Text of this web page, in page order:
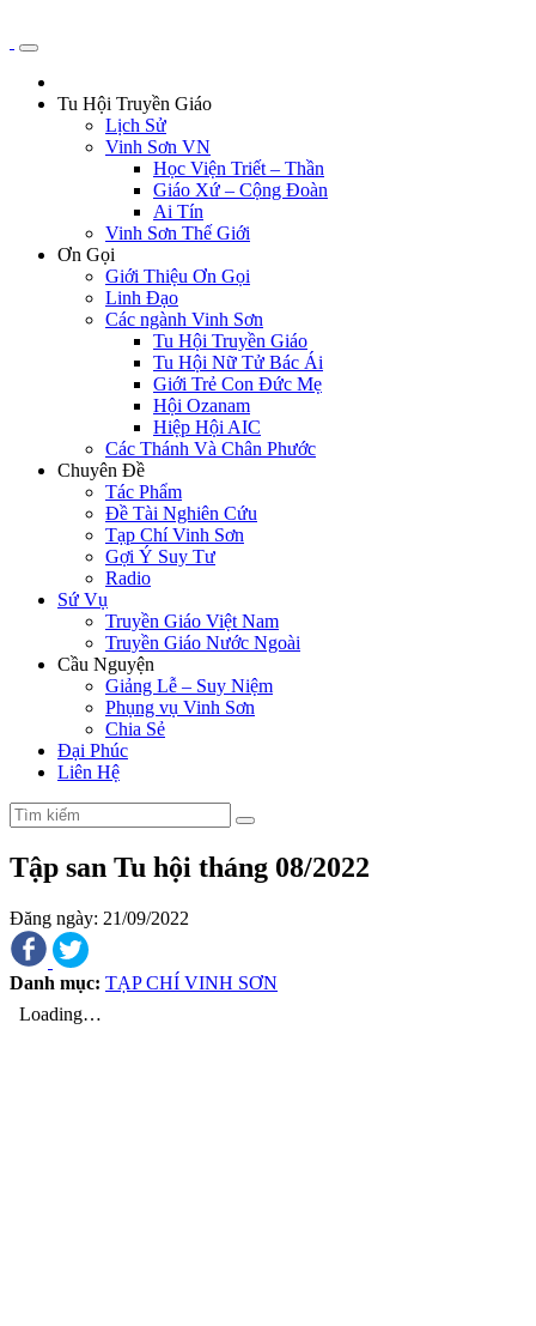
Tu Hội Truyền Giáo
Lịch Sử
Vinh Sơn VN
Học Viện Triết – Thần
Giáo Xứ – Cộng Đoàn
Ai Tín
Vinh Sơn Thế Giới
Ơn Gọi
Giới Thiệu Ơn Gọi
Linh Đạo
Các ngành Vinh Sơn
Tu Hội Truyền Giáo
Tu Hội Nữ Tử Bác Ái
Giới Trẻ Con Đức Mẹ
Hội Ozanam
Hiệp Hội AIC
Các Thánh Và Chân Phước
Chuyên Đề
Tác Phẩm
Đề Tài Nghiên Cứu
Tạp Chí Vinh Sơn
Gợi Ý Suy Tư
Radio
Sứ Vụ
Truyền Giáo Việt Nam
Truyền Giáo Nước Ngoài
Cầu Nguyện
Giảng Lễ – Suy Niệm
Phụng vụ Vinh Sơn
Chia Sẻ
Đại Phúc
Liên Hệ
Tập san Tu hội tháng 08/2022
Đăng ngày: 21/09/2022
Danh mục: TẠP CHÍ VINH SƠN